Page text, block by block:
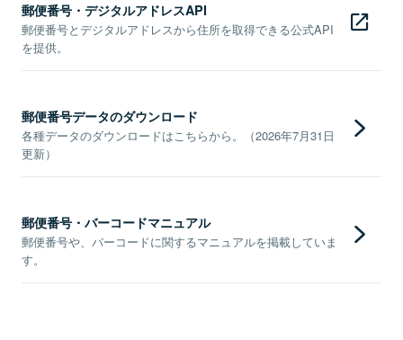
郵便番号・デジタルアドレスAPI
郵便番号とデジタルアドレスから住所を取得できる公式API
を提供。
郵便番号データのダウンロード
各種データのダウンロードはこちらから。（2026年7月31日
更新）
郵便番号・バーコードマニュアル
郵便番号や、バーコードに関するマニュアルを掲載していま
す。